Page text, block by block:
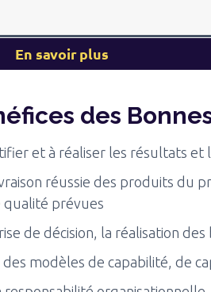
En savoir plus
des
et à réaliser les résultats et
réussie des produits du
qualité prévues
de décision, la réalisation
modèles de capabilité, de